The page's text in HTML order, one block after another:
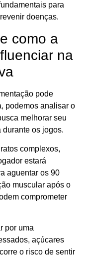
para
doenças.
como a
na
pode
podemos analisar o
melhorar seu
os jogos.
complexos,
estará
aguentar os 90
muscular após o
comprometer
por uma
açúcares
o risco de sentir